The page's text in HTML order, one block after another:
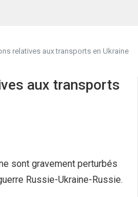
relatives aux transports en Ukraine
aux transports
sont gravement perturbés
Russie-Ukraine-Russie.